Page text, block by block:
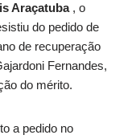
Araçatuba , o
do pedido de
de recuperação
Fernandes,
do mérito.
a pedido no